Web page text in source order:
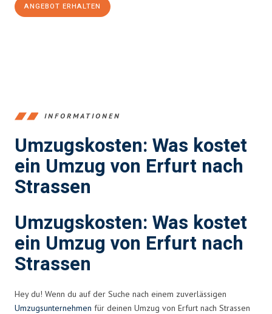
ANGEBOT ERHALTEN
INFORMATIONEN
Umzugskosten: Was kostet
ein Umzug von Erfurt nach
Strassen
Umzugskosten: Was kostet
ein Umzug von Erfurt nach
Strassen
Hey du! Wenn du auf der Suche nach einem zuverlässigen
Umzugsunternehmen für deinen Umzug von Erfurt nach Strassen